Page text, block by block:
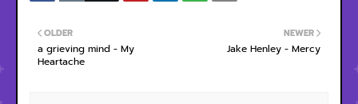
NEWER
Jake Henley - Mercy
OLDER
a grieving mind - My
Heartache